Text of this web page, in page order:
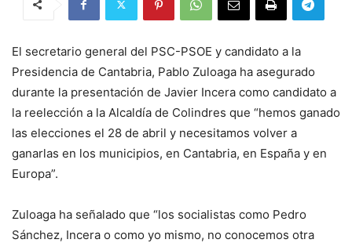
El secretario general del PSC-PSOE y candidato a la
Presidencia de Cantabria, Pablo Zuloaga ha asegurado
durante la presentación de Javier Incera como candidato a
la reelección a la Alcaldía de Colindres que “hemos ganado
las elecciones el 28 de abril y necesitamos volver a
ganarlas en los municipios, en Cantabria, en España y en
Europa”.
Zuloaga ha señalado que “los socialistas como Pedro
Sánchez, Incera o como yo mismo, no conocemos otra